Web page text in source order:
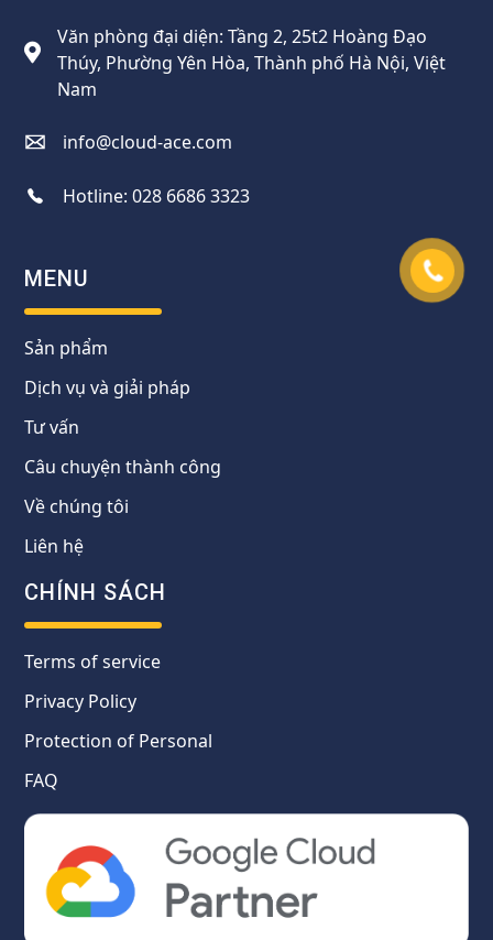
Văn phòng đại diện: Tầng 2, 25t2 Hoàng Đạo
Thúy, Phường Yên Hòa, Thành phố Hà Nội, Việt
Nam
info@cloud-ace.com
Hotline:028 6686 3323
MENU
Sản phẩm
Dịch vụ và giải pháp
Tư vấn
Câu chuyện thành công
Về chúng tôi
Liên hệ
CHÍNH SÁCH
Terms of service
Privacy Policy
Protection of Personal
FAQ